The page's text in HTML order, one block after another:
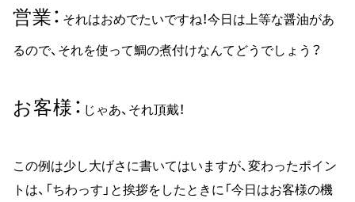
営業 それはおめでたいですね！今日は上等な醤油があ
るので、それを使って鯛の煮付けなんてどうでしょう？
お客様 じゃあ、それ頂戴！
この例は少し大げさに書いてはいますが、変わったポイン
トは、「ちわっす」と挨拶をしたときに「今日はお客様の機